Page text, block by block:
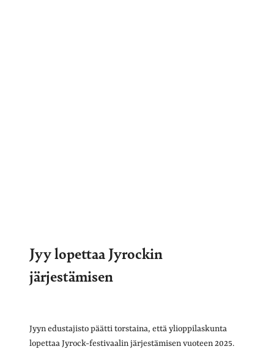
Jyy lopettaa Jyrockin
järjestämisen
Jyyn edustajisto päätti torstaina, että ylioppilaskunta
lopettaa Jyrock-festivaalin järjestämisen vuoteen 2025.